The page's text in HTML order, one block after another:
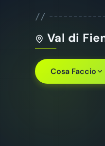
//
Val di
Cosa Faccio